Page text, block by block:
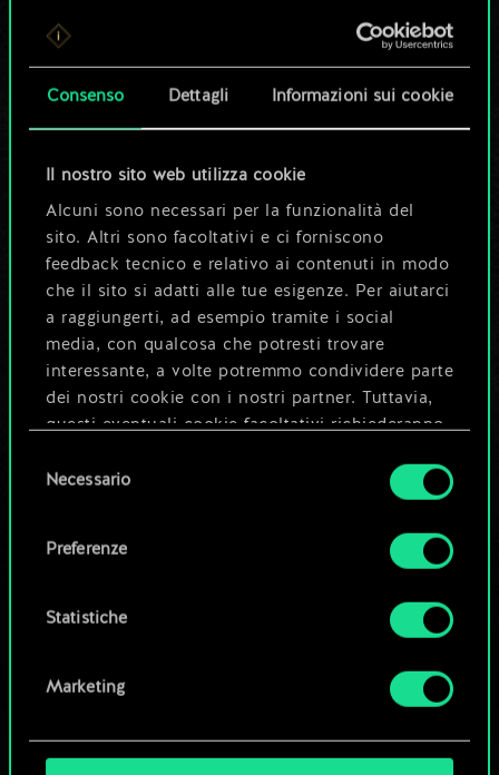
Consenso Dettagli Informazioni sui cookie
Il nostro sito web utilizza cookie
Alcuni sono necessari per la funzionalità del
sito. Altri sono facoltativi e ci forniscono
feedback tecnico e relativo ai contenuti in modo
che il sito si adatti alle tue esigenze. Per aiutarci
a raggiungerti, ad esempio tramite i social
media, con qualcosa che potresti trovare
interessante, a volte potremmo condividere parte
dei nostri cookie con i nostri partner. Tuttavia,
questi eventuali cookie facoltativi richiederanno
Tutti i dettagli su come utilizziamo i cookie e su
disponibili nel menu "Impostazioni" qui sotto.
delNecessario
Preferenze
Statistiche
Marketing
Per ora, è solo un
set di carte
condiviso.
Ma può diventare
molto altro!
Dai un nome al mazzo e crea una
guida
Modifica mazzo
Esplora i mazzi della community